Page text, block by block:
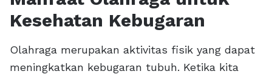
Kesehatan Kebugaran
Olahraga merupakan aktivitas fisik yang dapat
meningkatkan kebugaran tubuh. Ketika kita